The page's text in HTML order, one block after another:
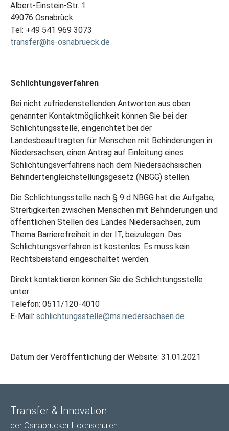
Albert-Einstein-Str. 1
49076 Osnabrück
Tel: +49 541 969 3073
transfer@hs-osnabrueck.de
Schlichtungsverfahren
Bei nicht zufriedenstellenden Antworten aus oben
genannter Kontaktmöglichkeit können Sie bei der
Schlichtungsstelle, eingerichtet bei der
Landesbeauftragten für Menschen mit Behinderungen in
Niedersachsen, einen Antrag auf Einleitung eines
Schlichtungsverfahrens nach dem Niedersächsischen
Behindertengleichstellungsgesetz (NBGG) stellen.
Die Schlichtungsstelle nach § 9 d NBGG hat die Aufgabe,
Streitigkeiten zwischen Menschen mit Behinderungen und
öffentlichen Stellen des Landes Niedersachsen, zum
Thema Barrierefreiheit in der IT, beizulegen. Das
Schlichtungsverfahren ist kostenlos. Es muss kein
Rechtsbeistand eingeschaltet werden.
Direkt kontaktieren können Sie die Schlichtungsstelle
unter:
Telefon: 0511/120-4010
E-Mail: schlichtungsstelle@ms.niedersachsen.de
Datum der Veröffentlichung der Website: 31.01.2021
Transfer & Innovation
der Osnabrücker Hochschulen